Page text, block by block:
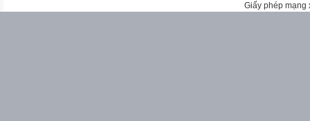
Giấy phép mạng